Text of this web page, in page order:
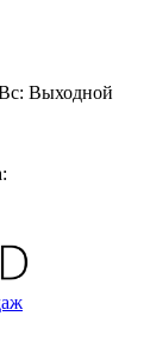
Выходной